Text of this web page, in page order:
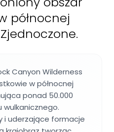
północnej
Canyon Wilderness
w północnej
ponad 50.000
i uderzające formacje